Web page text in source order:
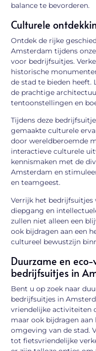
balance te bevorderen.
Culturele
Ontdek de rijke
Amsterdam tijdens
voor bedrijfsuitjes.
historische
de stad te bieden heeft.
de prachtige
tentoonstellingen en
Tijdens deze
gemaakte culturele
door wereldberoemde
interactieve culturele
kennismaken met de
Amsterdam en
en teamgeest.
Verrijk het
diepgang en
zullen niet alleen een
ook bijdragen aan een
cultureel bewustzijn
Duurzame en
bedrijfsuitjes in
Bent u op zoek naar
bedrijfsuitjes in
vriendelijke activiteiten
maar ook bijdragen
omgeving van de stad.
tot fietsvriendelijke